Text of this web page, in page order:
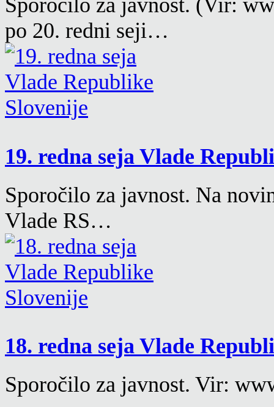
Sporočilo za javnost. (Vir:
po 20. redni seji…
19. redna seja Vlade
Sporočilo za javnost. Na
Vlade RS…
18. redna seja Vlade
Sporočilo za javnost. Vir: